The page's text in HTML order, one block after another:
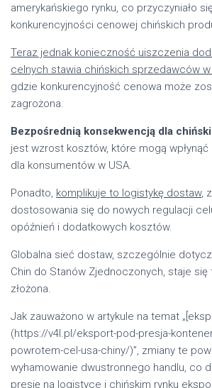
amerykańskiego rynku, co przyczyniało
konkurencyjności cenowej chińskich
Teraz jednak konieczność uiszczenia
celnych stawia chińskich sprzedawców
gdzie konkurencyjność cenowa może
zagrożona.
Bezpośrednią konsekwencją dla
jest wzrost kosztów, które mogą
dla konsumentów w USA.
Ponadto, komplikuje to logistykę dostaw,
dostosowania się do nowych regulacji
opóźnień i dodatkowych kosztów.
Globalna sieć dostaw, szczególnie
Chin do Stanów Zjednoczonych, staje się
złożona.
Jak zauważono w artykule na temat
(https://v4l.pl/eksport-pod-presja-
powrotem-cel-usa-chiny/)”, zmiany te
wyhamowanie dwustronnego handlu, co
presję na logistyce i chińskim rynku